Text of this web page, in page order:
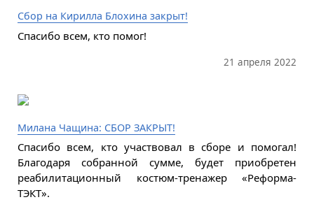
Сбор на Кирилла Блохина закрыт!
Спасибо всем, кто помог!
21 апреля 2022
Милана Чащина: СБОР ЗАКРЫТ!
Спасибо всем, кто участвовал в сборе и помогал!
Благодаря собранной сумме, будет приобретен
реабилитационный костюм-тренажер «Реформа-
ТЭКТ».